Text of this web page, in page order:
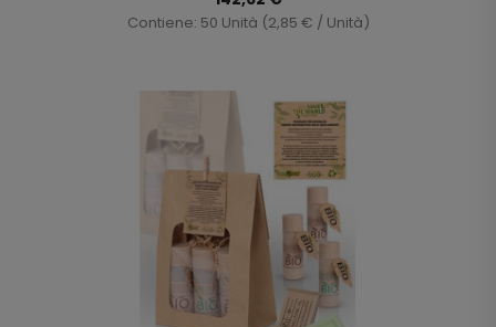
Contiene: 50 Unità (2,85 € / Unità)